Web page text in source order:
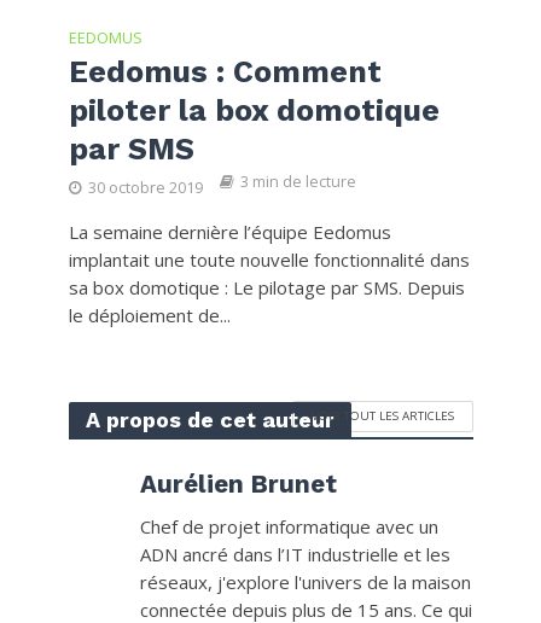
EEDOMUS
Eedomus : Comment
piloter la box domotique
par SMS
30 octobre 2019 3 min de lecture
La semaine dernière l’équipe Eedomus
implantait une toute nouvelle fonctionnalité dans
sa box domotique : Le pilotage par SMS. Depuis
le déploiement de...
A propos de cet auteurVOIR TOUT LES ARTICLES
Aurélien Brunet
Chef de projet informatique avec un
ADN ancré dans l’IT industrielle et les
réseaux, j'explore l'univers de la maison
connectée depuis plus de 15 ans. Ce qui